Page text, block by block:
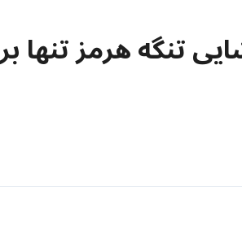
تنگه هرمز تنها